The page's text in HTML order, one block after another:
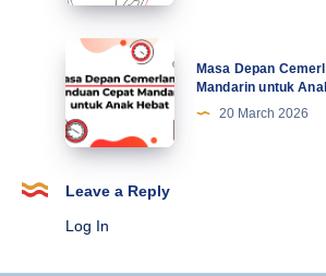
Mengungkap
Rahasia
dari
Jejak
Sejarahnya
Masa
Depan
Cemerlang:
Panduan
Cepat
Mandarin
Masa Depan
Mandarin untuk
20 March 2026
Leave a Reply
Log In